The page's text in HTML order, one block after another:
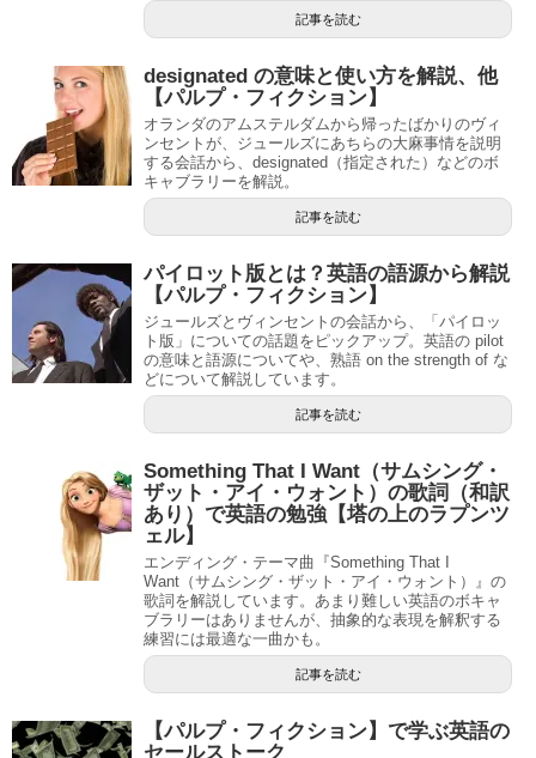
記事を読む
designated の意味と使い方を解説、他
【パルプ・フィクション】
オランダのアムステルダムから帰ったばかりのヴィ
ンセントが、ジュールズにあちらの大麻事情を説明
する会話から、designated（指定された）などのボ
キャブラリーを解説。
記事を読む
パイロット版とは？英語の語源から解説
【パルプ・フィクション】
ジュールズとヴィンセントの会話から、「パイロッ
ト版」についての話題をピックアップ。英語の pilot
の意味と語源についてや、熟語 on the strength of な
どについて解説しています。
記事を読む
Something That I Want（サムシング・
ザット・アイ・ウォント）の歌詞（和訳
あり）で英語の勉強【塔の上のラプンツ
ェル】
エンディング・テーマ曲『Something That I
Want（サムシング・ザット・アイ・ウォント）』の
歌詞を解説しています。あまり難しい英語のボキャ
ブラリーはありませんが、抽象的な表現を解釈する
練習には最適な一曲かも。
記事を読む
【パルプ・フィクション】で学ぶ英語の
セールストーク